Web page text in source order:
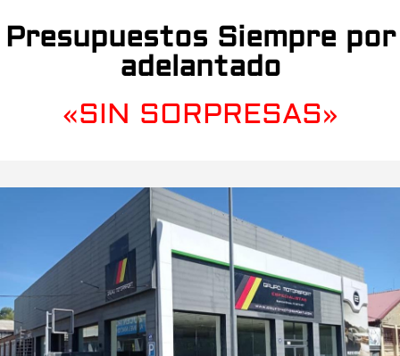
Presupuestos Siempre por
adelantado
«SIN SORPRESAS»